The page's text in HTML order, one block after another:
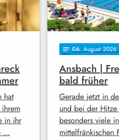
hat
in ihr
…
notes 06. August 2026
Ansbach |
bald früher
Gerade jetzt in
und bei der
besonders viele